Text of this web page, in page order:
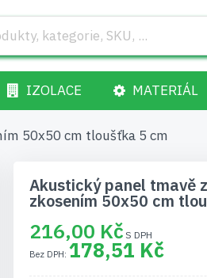
IZOLACE MATERIÁL
50x50 cm tloušťka 5 cm
Akustický panel tmavě
zkosením 50x50 cm
216,00 Kč
178,51 Kč